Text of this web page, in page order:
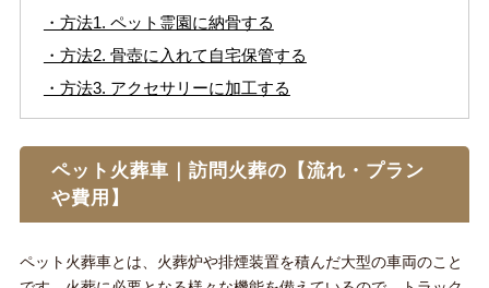
・方法1. ペット霊園に納骨する
・方法2. 骨壺に入れて自宅保管する
・方法3. アクセサリーに加工する
ペット火葬車｜訪問火葬の【流れ・プラン
や費用】
ペット火葬車とは、火葬炉や排煙装置を積んだ大型の車両のこと